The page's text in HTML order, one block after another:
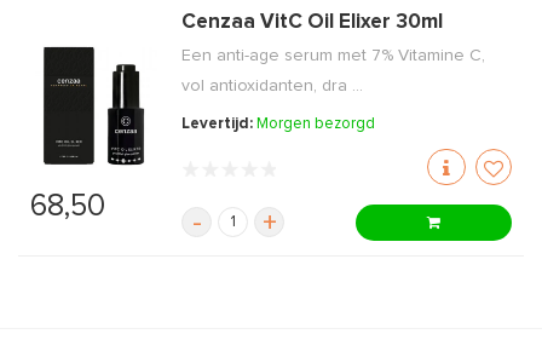
68,50
Cenzaa VitC Oil Elixer 30ml
Een anti-age serum met 7% Vitamine C,
vol antioxidanten, dra ...
Levertijd: Morgen bezorgd
- +